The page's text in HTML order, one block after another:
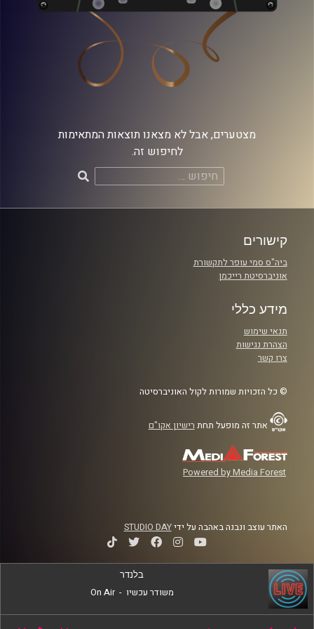
מצטערים, אבל לא מצאנו תוצאות המתאימות
לחיפוש זה.
חיפוש:
קישורים
ביה"ס סמי עופר לתקשורת
אוניברסיטת רייכמן
מידע כללי
תנאי שימוש
הצהרת נגישות
צרו קשר
© כל הזכויות שמורות לקול האוניברסיטה
אתר זה מופעל תחת רישיון אקו"ם
Powered by Media Forest
האתר עוצב ונבנה באהבה על ידיSTUDIO DAY
בלנדר
משודר עכשיו -
On Air